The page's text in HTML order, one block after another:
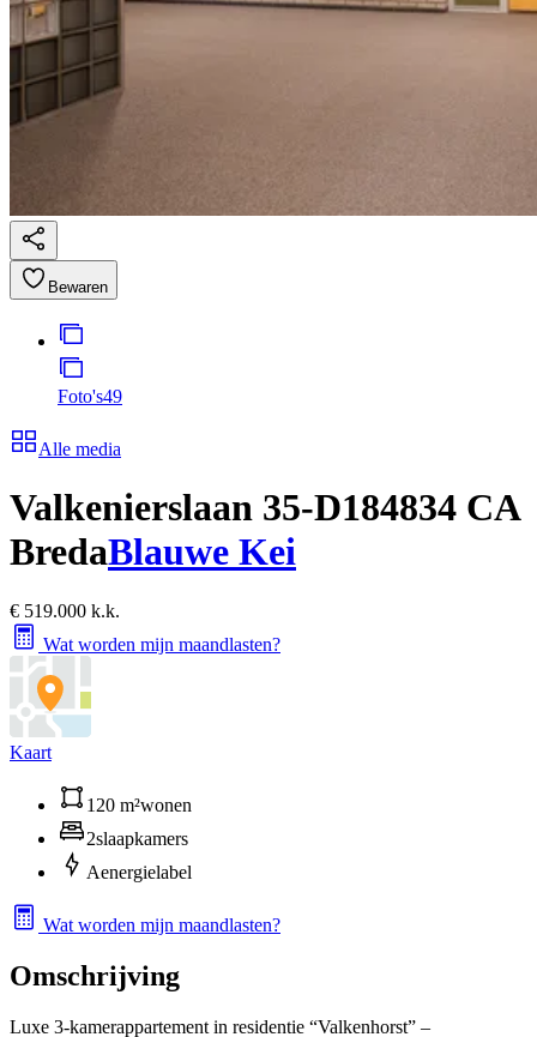
Bewaren
Foto's49
Alle media
Valkenierslaan 35-D184834 CA
BredaBlauwe Kei
€ 519.000 k.k.
Wat worden mijn maandlasten?
Kaart
120 m²wonen
2slaapkamers
Aenergielabel
Wat worden mijn maandlasten?
Omschrijving
Luxe 3-kamerappartement in residentie “Valkenhorst” –